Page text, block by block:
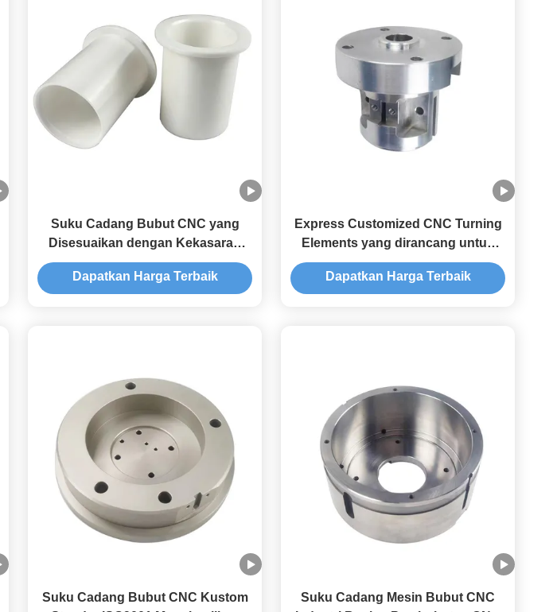
Suku Cadang Bubut CNC yang
Disesuaikan dengan Kekasaran
Permukaan Ra 0.4-1.6 μm
Diterapkan untuk Komponen
Dapatkan Harga Terbaik
Express Customized CNC Turning
Elements yang dirancang untuk
daya tahan dan presisi dalam
berbagai proses mesin industri
Dapatkan Harga Terbaik
Suku Cadang Bubut CNC Kustom
Suku Cadang Mesin Bubut CNC